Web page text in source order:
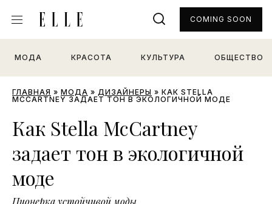
МОДА КРАСОТА КУЛЬТУРА ОБЩЕСТВО
COMING SOON
ГЛАВНАЯ » МОДА » ДИЗАЙНЕРЫ » КАК STELLA
MCCARTNEY ЗАДАЕТ ТОН В ЭКОЛОГИЧНОЙ МОДЕ
Как Stella McCartney
задает тон в экологичной
моде
Пионерка устойчивой моды